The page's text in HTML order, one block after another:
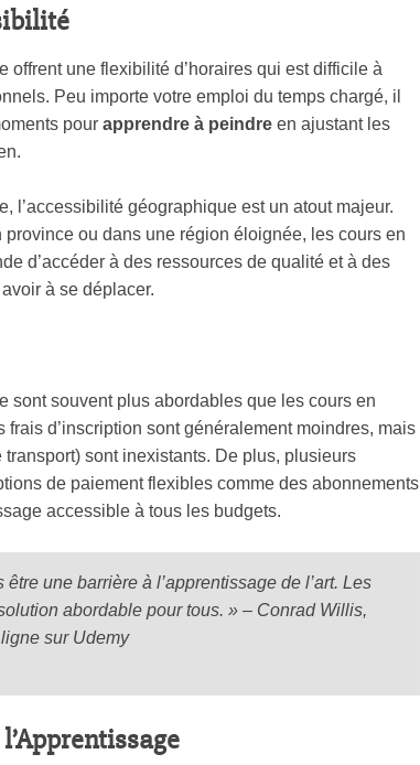
offrent une flexibilité d’horaires qui est difficile à
Peu importe votre emploi du temps chargé, il
pourapprendre à peindre en ajustant les
l’accessibilité géographique est un atout majeur.
ou dans une région éloignée, les cours en
d’accéder à des ressources de qualité et à des
à se déplacer.
sont souvent plus abordables que les cours en
d’inscription sont généralement moindres, mais
transport) sont inexistants. De plus, plusieurs
de paiement flexibles comme des abonnements
accessible à tous les budgets.
une barrière à l’apprentissage de l’art. Les
abordable pour tous. » – Conrad Willis,
sur Udemy